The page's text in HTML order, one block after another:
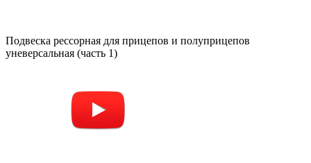
Подвеска рессорная для прицепов и полуприцепов
уневерсальная (часть 1)